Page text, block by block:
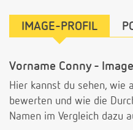
IMAGE-PROFIL
Vorname Conny -
Hier kannst du sehen, wie
bewerten und wie die
Namen im Vergleich dazu